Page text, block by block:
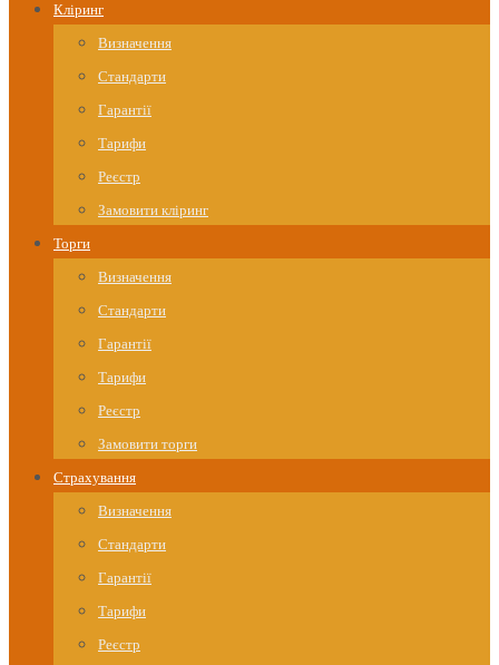
Кліринг
Визначення
Стандарти
Гарантії
Тарифи
Реєстр
Замовити кліринг
Торги
Визначення
Стандарти
Гарантії
Тарифи
Реєстр
Замовити торги
Страхування
Визначення
Стандарти
Гарантії
Тарифи
Реєстр